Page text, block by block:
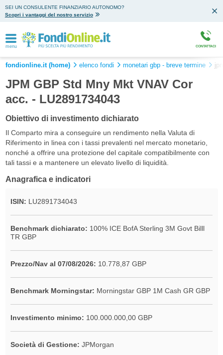
SEI UN CONSULENTE FINANZIARIO AUTONOMO?
Scopri i vantaggi del nostro servizio
menu CONTATTACI
fondionline.it (home) elenco fondi monetari gbp - breve termine
JPM GBP Std Mny Mkt VNAV Cor
acc. - LU2891734043
Obiettivo di investimento dichiarato
Il Comparto mira a conseguire un rendimento nella Valuta di
Riferimento in linea con i tassi prevalenti nel mercato monetario,
nonché a offrire una protezione del capitale compatibilmente con
tali tassi e a mantenere un elevato livello di liquidità.
Anagrafica e indicatori
ISIN: LU2891734043
Benchmark dichiarato: 100% ICE BofA Sterling 3M Govt Billl
TR GBP
Prezzo/Nav al 07/08/2026: 10.778,87 GBP
Benchmark Morningstar: Morningstar GBP 1M Cash GR GBP
Investimento minimo: 100.000.000,00 GBP
Società di Gestione: JPMorgan